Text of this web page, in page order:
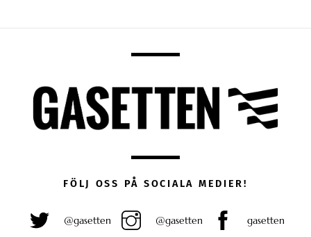
FÖLJ OSS PÅ SOCIALA MEDIER!
@gasetten @gasetten gasetten